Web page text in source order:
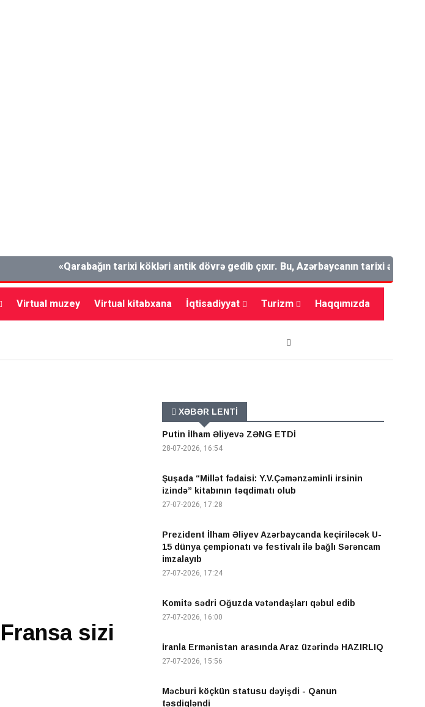
«Qarabağın tarixi kökləri antik dövrə gedib çıxır. Bu, Azərbaycanın tarixi
Virtual muzey Virtual kitabxana İqtisadiyyat Turizm Haqqımızda
sizi
XƏBƏR LENTİ
Putin İlham Əliyevə ZƏNG ETDİ
28-07-2026, 16:54
Şuşada “Millət fədaisi: Y.V.Çəmənzəminli irsinin
izində” kitabının təqdimatı olub
27-07-2026, 17:28
Prezident İlham Əliyev Azərbaycanda keçiriləcək U-
15 dünya çempionatı və festivalı ilə bağlı Sərəncam
imzalayıb
27-07-2026, 17:24
Komitə sədri Oğuzda vətəndaşları qəbul edib
27-07-2026, 16:00
İranla Ermənistan arasında Araz üzərində HAZIRLIQ
27-07-2026, 15:56
Məcburi köçkün statusu dəyişdi - Qanun
təsdiqləndi